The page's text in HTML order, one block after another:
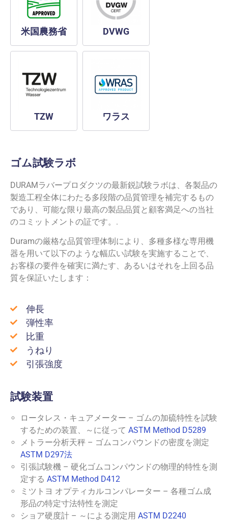
米国農務省 DVWG
TZW ワラス
ゴム試験ラボ
DURAMラバープロダクツの最新鋭試験ラボは、各製品の
製造工程全体にわたる多段階の品質管理を補完するもの
であり、可能な限り最高の製品品質と顧客満足への当社
のコミットメントの証です。.
Duramの厳格な品質管理体制により、多種多様な専用機
器を用いて以下のような幅広い試験を実施することで、
お客様の要件を確実に満たす、あるいはそれを上回る品
質を保証いたします：
伸長
弾性率
比重
うねり
引張強度
試験装置
ロータレス・キュアメーター – ゴムの加硫特性を試験
するための装置、～に従って ASTM Method D5289
メトラー分析天秤 – ゴムコンパウンドの密度を測定
ASTM D297法
引張試験機 – 硬化ゴムコンパウンドの物理的特性を測
定する ASTM Method D412
ミツトヨ オプティカルコンパレーター – 各種ゴム成
形品の特定寸法特性を測定
ショア硬度計 – ～による測定用 ASTM D2240